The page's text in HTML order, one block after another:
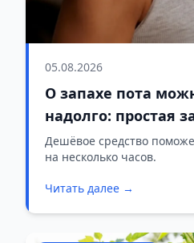
05.08.2026
О запахе пота
надолго: простая
дезодоранту
Дешёвое средство
на несколько часов.
Читать далее →